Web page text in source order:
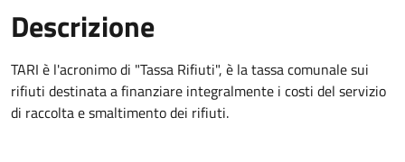
Descrizione
TARI è l'acronimo di "Tassa Rifiuti", è la tassa comunale sui
rifiuti destinata a finanziare integralmente i costi del servizio
di raccolta e smaltimento dei rifiuti.